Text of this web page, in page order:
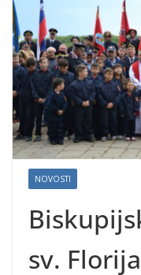
NOVOSTI
sv.